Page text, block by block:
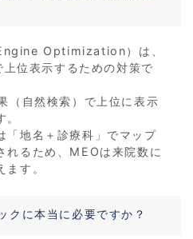
Optimization）は、
位表示するための対策で
（自然検索）で上位に表示
「地名＋診療科」でマップ
れるため、MEOは来院数に
す。
クに本当に必要ですか？